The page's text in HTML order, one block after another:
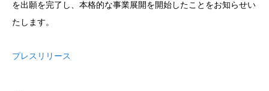
を出願を完了し、本格的な事業展開を開始したことをお知らせい
たします。
プレスリリース